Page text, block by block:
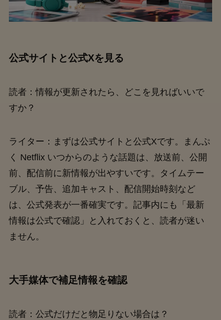
公式サイトと公式Xを見る
読者：情報が更新されたら、どこを見ればいいで
すか？
ライター：まずは公式サイトと公式Xです。まんぷ
く Netflix いつからのような話題は、放送前、公開
前、配信前に新情報が出やすいです。タイムテー
ブル、予告、追加キャスト、配信開始時刻など
は、公式発表が一番確実です。記事内にも「最新
情報は公式で確認」と入れておくと、読者が迷い
ません。
大手媒体で補足情報を確認
読者：公式だけだと物足りない場合は？